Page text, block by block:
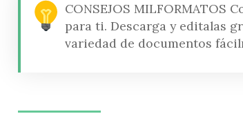
CONSEJOS MILFORMATOS
para ti. Descarga y editalas
variedad de documentos